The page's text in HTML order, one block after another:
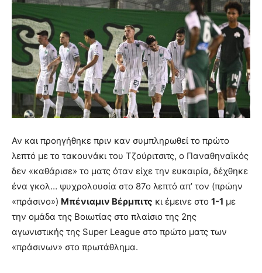
Αν και προηγήθηκε πριν καν συμπληρωθεί το πρώτο
λεπτό με το τακουνάκι του Τζούριτσιτς, ο Παναθηναϊκός
δεν «καθάρισε» το ματς όταν είχε την ευκαιρία, δέχθηκε
ένα γκολ… ψυχρολουσία στο 87ο λεπτό απ’ τον (πρώην
«πράσινο») Μπένιαμιν Βέρμπιτς κι έμεινε στο 1-1 με
την ομάδα της Βοιωτίας στο πλαίσιο της 2ης
αγωνιστικής της Super League στο πρώτο ματς των
«πράσινων» στο πρωτάθλημα.